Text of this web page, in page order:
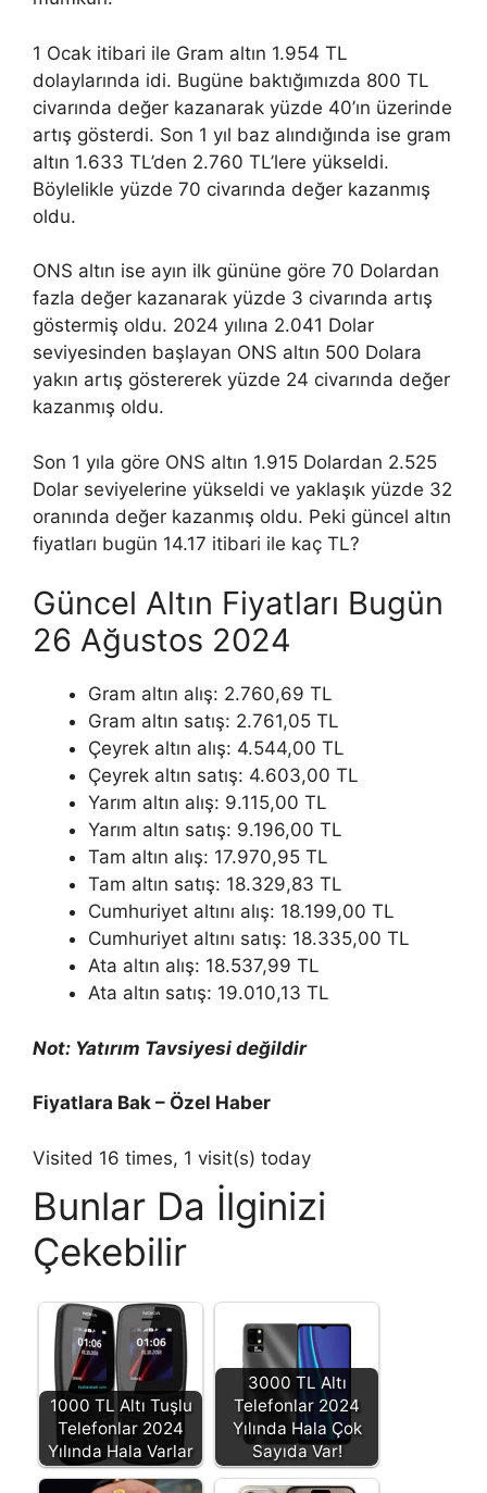
1 Ocak itibari ile Gram altın 1.954 TL
dolaylarında idi. Bugüne baktığımızda 800 TL
civarında değer kazanarak yüzde 40’ın üzerinde
artış gösterdi. Son 1 yıl baz alındığında ise gram
altın 1.633 TL’den 2.760 TL’lere yükseldi.
Böylelikle yüzde 70 civarında değer kazanmış
oldu.
ONS altın ise ayın ilk gününe göre 70 Dolardan
fazla değer kazanarak yüzde 3 civarında artış
göstermiş oldu. 2024 yılına 2.041 Dolar
seviyesinden başlayan ONS altın 500 Dolara
yakın artış göstererek yüzde 24 civarında değer
kazanmış oldu.
Son 1 yıla göre ONS altın 1.915 Dolardan 2.525
Dolar seviyelerine yükseldi ve yaklaşık yüzde 32
oranında değer kazanmış oldu. Peki güncel altın
fiyatları bugün 14.17 itibari ile kaç TL?
Güncel Altın Fiyatları Bugün
26 Ağustos 2024
Gram altın alış: 2.760,69 TL
Gram altın satış: 2.761,05 TL
Çeyrek altın alış: 4.544,00 TL
Çeyrek altın satış: 4.603,00 TL
Yarım altın alış: 9.115,00 TL
Yarım altın satış: 9.196,00 TL
Tam altın alış: 17.970,95 TL
Tam altın satış: 18.329,83 TL
Cumhuriyet altını alış: 18.199,00 TL
Cumhuriyet altını satış: 18.335,00 TL
Ata altın alış: 18.537,99 TL
Ata altın satış: 19.010,13 TL
Not: Yatırım Tavsiyesi değildir
Fiyatlara Bak – Özel Haber
Visited 16 times, 1 visit(s) today
Bunlar Da İlginizi
Çekebilir
1000 TL Altı Tuşlu
Telefonlar 2024
Yılında Hala Varlar
3000 TL Altı
Telefonlar 2024
Yılında Hala Çok
Sayıda Var!